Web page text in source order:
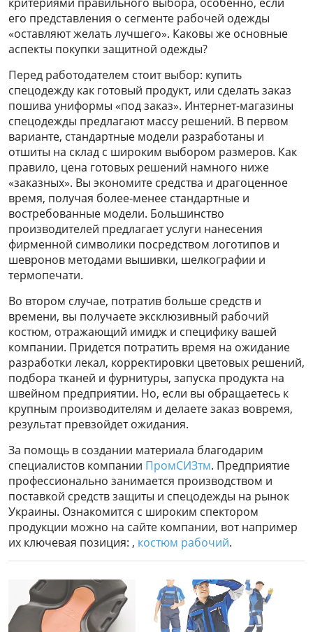
его представления о сегменте рабочей одежды
«оставляют желать лучшего». Каковы же основные
аспекты покупки защитной одежды?
Перед работодателем стоит выбор: купить
спецодежду как готовый продукт, или сделать заказ
пошива униформы «под заказ». Интернет-магазины
спецодежды предлагают массу решений. В первом
варианте, стандартные модели разработаны и
отшиты на склад с широким выбором размеров. Как
правило, цена готовых решений намного ниже
«заказных». Вы экономите средства и драгоценное
время, получая более-менее стандартные и
востребованные модели. Большинство
производителей предлагает услуги нанесения
фирменной символики посредством логотипов и
шевронов методами вышивки, шелкографии и
термопечати.
Во втором случае, потратив больше средств и
времени, вы получаете эксклюзивный рабочий
костюм, отражающий имидж и специфику вашей
компании. Придется потратить время на ожидание
разработки лекал, корректировки цветовых решений,
подбора тканей и фурнитуры, запуска продукта на
швейном предприятии. Но, если вы обращаетесь к
крупным производителям и делаете заказ вовремя,
результат превзойдет ожидания.
За помощь в создании материала благодарим
специалистов компании ПромСИЗтм. Предприятие
профессионально занимается производством и
поставкой средств защиты и спецодежды на рынок
Украины. Ознакомится с широким спектором
продукции можно на сайте компании, вот например
их ключевая позиция: , костюм рабочий.